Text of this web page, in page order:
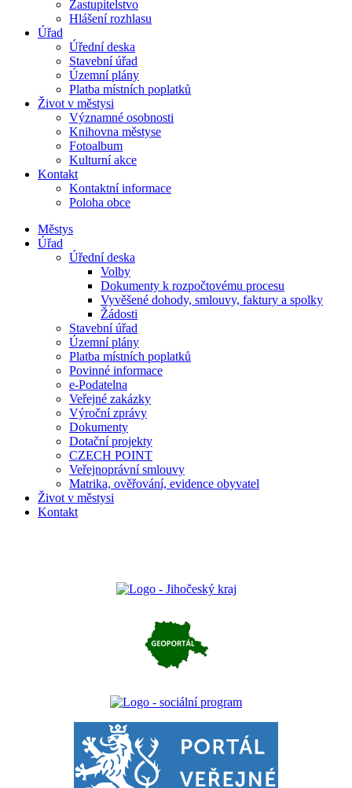
Zastupitelstvo
Hlášení rozhlasu
Úřad
Úřední deska
Stavební úřad
Územní plány
Platba místních poplatků
Život v městysi
Významné osobnosti
Knihovna městyse
Fotoalbum
Kulturní akce
Kontakt
Kontaktní informace
Poloha obce
Městys
Úřad
Úřední deska
Volby
Dokumenty k rozpočtovému procesu
Vyvěšené dohody, smlouvy, faktury a spolky
Žádosti
Stavební úřad
Územní plány
Platba místních poplatků
Povinné informace
e-Podatelna
Veřejné zakázky
Výroční zprávy
Dokumenty
Dotační projekty
CZECH POINT
Veřejnoprávní smlouvy
Matrika, ověřování, evidence obyvatel
Život v městysi
Kontakt